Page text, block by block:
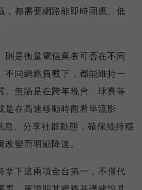
，都需要網路能即時回應、低
則是衡量電信業者可否在不同
不同網路負載下，都能維持一
。無論是在跨年晚會、球賽等
是在高速移動時觀看串流影
、分享社群動態，確保維持穩
變而明顯降速。
拿下這兩項全台第一，不僅代